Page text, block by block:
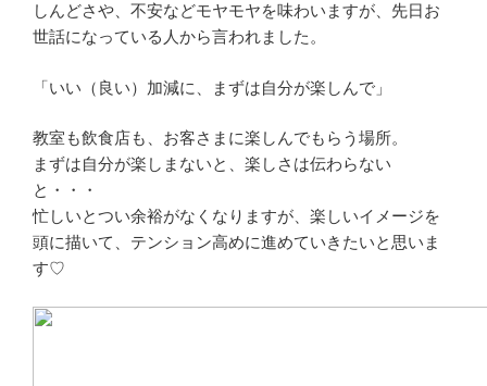
しんどさや、不安などモヤモヤを味わいますが、先日お
世話になっている人から言われました。
「いい（良い）加減に、まずは自分が楽しんで」
教室も飲食店も、お客さまに楽しんでもらう場所。
まずは自分が楽しまないと、楽しさは伝わらない
と・・・
忙しいとつい余裕がなくなりますが、楽しいイメージを
頭に描いて、テンション高めに進めていきたいと思いま
す♡